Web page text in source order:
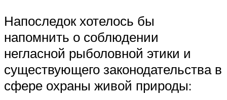
Напоследок хотелось бы
напомнить о соблюдении
негласной рыболовной этики и
существующего законодательства в
сфере охраны живой природы: